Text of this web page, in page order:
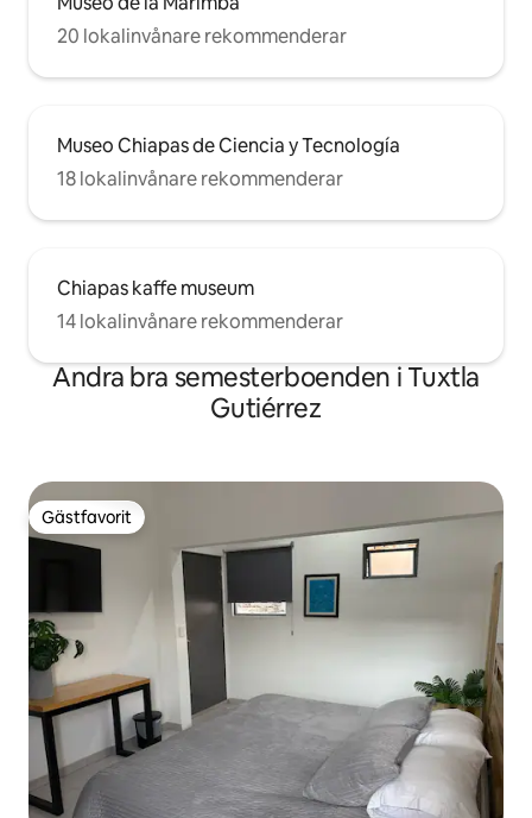
20 lokalinvånare rekommenderar
Museo Chiapas de Ciencia y Tecnología
18 lokalinvånare rekommenderar
Chiapas kaffe museum
14 lokalinvånare rekommenderar
Andra bra semesterboenden i Tuxtla
Gutiérrez
Gästfavorit
Gästfavorit